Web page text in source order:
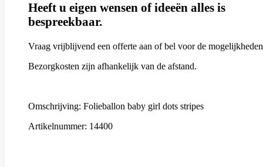
Heeft u eigen wensen of ideeën alles is
bespreekbaar.
Vraag vrijblijvend een offerte aan of bel voor de
Bezorgkosten zijn afhankelijk van de afstand.
Omschrijving: Folieballon baby girl dots stripes
Artikelnummer: 14400